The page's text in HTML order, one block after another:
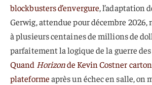
blockbusters d’envergure, l’adaptation
Gerwig, attendue pour décembre 2026,
à plusieurs centaines de millions de
parfaitement la logique de la guerre
Quand Horizonde Kevin Costner
plateformeaprès un échec en salle, on